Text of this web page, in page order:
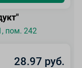
пом. 242
28.97 руб.